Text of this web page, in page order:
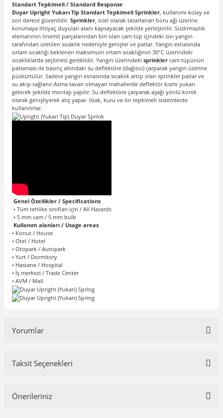
Standart Tepkimeli / Standard Response
Duyar Upright Yukarı Tip Standart Tepkimeli Sprinkler, kullanımı kolay ve
son derece güvenlidir. Sprinkler, özel olarak tasarlanan boru ağı üzerine
korumaya ihtiyaç duyulan alanı kapsayacak şekilde yerleştirilir. Sızdırmazlık
elemanının önemli parçalarından biri olan cam tüp içindeki sıvı yangın
tarafından üretilen sıcaklık nedeniyle genişler ve patlar. Yangın esnasında
ortam sıcaklığı beklenen maksimum ortam sıcaklığının 30°C üzerindeki
sıcaklıklarda seçilmesi gereklidir. Yangın üzerindeki sprinkler cam tüpünün
patlaması ile basınç altındaki su deflektöre (dağıtıcı) çarparak yangın üzerine
püskürtülür. Sadece yangın esnasında sıcaklık artışı olan sprinkler patlar ve
su akışı sağlanır.Asma tavan olmayan mahallerde deflektör kısmı yukarı
gelecek şekilde montajı yapılır. Su deflektöre çarparak aşağı yönlü konik
olarak genişliyerek atış yapar. Islak, kuru ve ön tepkimeli sistemlerde
kullanılırlar.
Genel Özellikler / Specifications
• Tüm tehlike sınıfları için / All Hazards
• 5 mm cam / 5 mm bulb
Kullanım alanları / Usage areas
• Konut / House
• Otel / Hotel
• Otopark / Autopark
• Yurt / Dormitory
• Hastane / Hospital
• İş merkezi / Trade Center
• AVM / Mall
Yorumlar
Taksit Seçenekleri
Önerileriniz